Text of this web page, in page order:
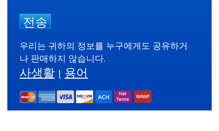
전송
우리는 귀하의 정보를 누구에게도 공유하거
나 판매하지 않습니다.
사생활 | 용어